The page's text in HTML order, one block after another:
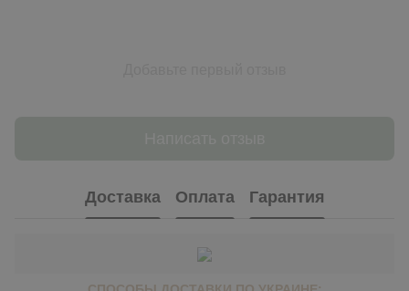
Доставка Оплата Гарантия